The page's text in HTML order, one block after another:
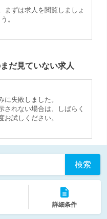
まずは求人を閲覧しましょ
う。
だ見ていない求人
に失敗しました。
されない場合は、しばらく
お試しください。
検索
詳細条件